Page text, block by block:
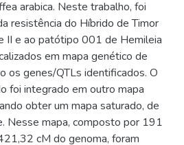
arabica. Neste trabalho, foi
resistência do Híbrido de Timor
II e ao patótipo 001 de Hemileia
em mapa genético de
os genes/QTLs identificados. O
foi integrado em outro mapa
obter um mapa saturado, de
Nesse mapa, composto por 191
cM do genoma, foram